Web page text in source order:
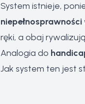
System istnieje,
niepełnosprawności
ręki, a obaj
Analogia do
Jak system ten jest